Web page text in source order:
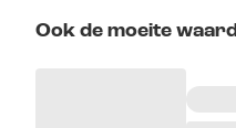
Ook de moeite waard